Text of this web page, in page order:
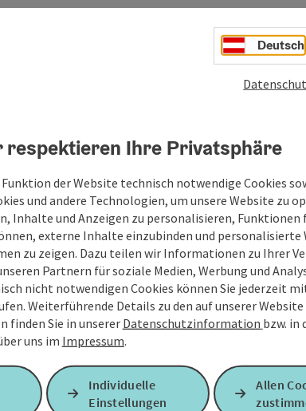
Deutsch
respektieren Ihre Privatsphäre
der Website technisch notwendige Cookies
und andere Technologien, um unsere Website zu
Inhalte und Anzeigen zu personalisieren, Funktionen
externe Inhalte einzubinden und personalisierte
zu zeigen. Dazu teilen wir Informationen zu Ihrer
Partnern für soziale Medien, Werbung und
nicht notwendigen Cookies können Sie jederzeit
Weiterführende Details zu den auf unserer Website
finden Sie in unserer Datenschutzinformation bzw. in
uns im Impressum.
Individuelle
Einstellungen
Allen